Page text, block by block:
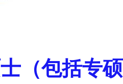
（包括专